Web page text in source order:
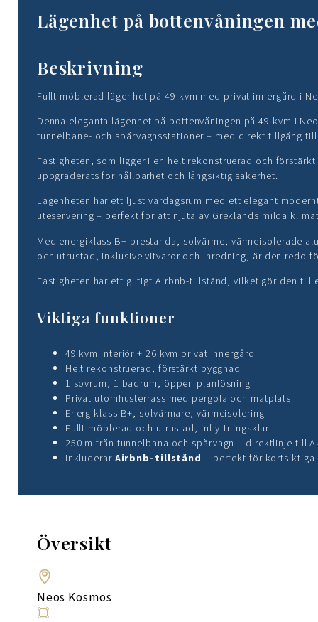
Lägenhet på bottenvåningen
Beskrivning
Fullt möblerad lägenhet på 49 kvm med privat innergård i
Denna eleganta lägenhet på bottenvåningen på 49 kvm i
tunnelbane- och spårvagnsstationer – med direkt tillgång
Fastigheten, som ligger i en helt rekonstruerad och
uppgraderats för hållbarhet och långsiktig säkerhet.
Lägenheten har ett ljust vardagsrum med ett elegant
uteservering – perfekt för att njuta av Greklands milda
Med energiklass B+ prestanda, solvärme, värmeisolerade
och utrustad, inklusive vitvaror och inredning, är den redo
Fastigheten har ett giltigt Airbnb-tillstånd, vilket gör den
Viktiga funktioner
49 kvm interiör + 26 kvm privat innergård
Helt rekonstruerad, förstärkt byggnad
1 sovrum, 1 badrum, öppen planlösning
Privat utomhusterrass med pergola och matplats
Energiklass B+, solvärmare, värmeisolering
Fullt möblerad och utrustad, inflyttningsklar
250 m från tunnelbana och spårvagn – direktlinje till
InkluderarAirbnb-tillstånd – perfekt för kortsiktiga
Översikt
Neos Kosmos